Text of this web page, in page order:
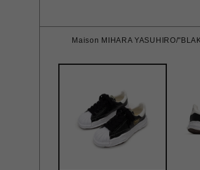
Maison MIHARA YASUHIRO/